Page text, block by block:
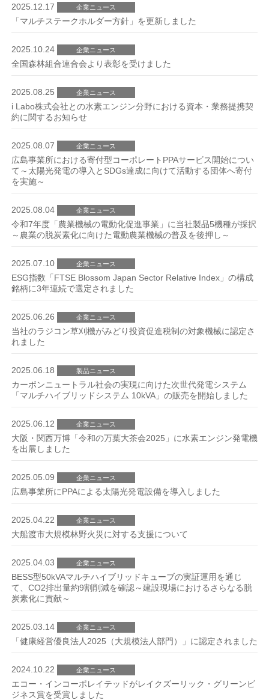
2025.12.17 企業ニュース
「マルチステークホルダー方針」を更新しました
2025.10.24 企業ニュース
全国森林組合連合会より表彰を受けました
2025.08.25 企業ニュース
i Labo株式会社との水素エンジン分野における資本・業務提携契
約に関するお知らせ
2025.08.07 企業ニュース
広島事業所における寄付型コーポレートPPAサービス開始につい
て～太陽光発電の導入とSDGs達成に向けて活動する団体へ寄付
を実施～
2025.08.04 企業ニュース
令和7年度「農業機械の電動化促進事業」に当社製品5機種が採択
～農業の脱炭素化に向けた電動農業機械の普及を後押し～
2025.07.10 企業ニュース
ESG指数「FTSE Blossom Japan Sector Relative Index」の構成
銘柄に3年連続で選定されました
2025.06.26 企業ニュース
当社のラジコン草刈機がみどり投資促進税制の対象機械に認定さ
れました
2025.06.18 製品ニュース
カーボンニュートラル社会の実現に向けた次世代発電システム
「マルチハイブリッドシステム 10kVA」の販売を開始しました
2025.06.12 企業ニュース
大阪・関西万博「令和の万葉大茶会2025」に水素エンジン発電機
を出展しました
2025.05.09 企業ニュース
広島事業所にPPAによる太陽光発電設備を導入しました
2025.04.22 企業ニュース
大船渡市大規模林野火災に対する支援について
2025.04.03 企業ニュース
BESS型50kVAマルチハイブリッドキューブの実証運用を通じ
て、CO2排出量約9割削減を確認～建設現場におけるさらなる脱
炭素化に貢献～
2025.03.14 企業ニュース
「健康経営優良法人2025（大規模法人部門）」に認定されました
2024.10.22 企業ニュース
エコー・インコーポレイテッドがレイクズーリック・グリーンビ
ジネス賞を受賞しました